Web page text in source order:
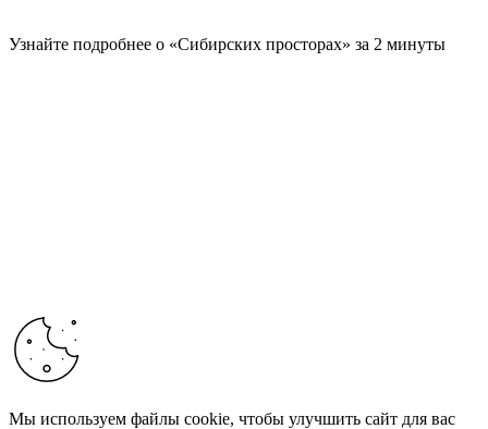
Узнайте подробнее о «Сибирских просторах» за 2 минуты
Мы используем файлы cookie, чтобы улучшить сайт для вас